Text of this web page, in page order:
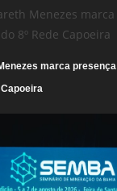
marca presença